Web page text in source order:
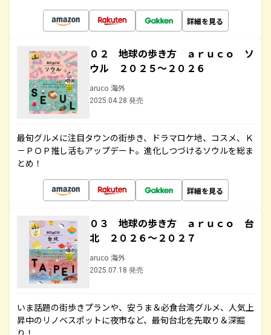
詳細を見る
０２ 地球の歩き方 ａｒｕｃｏ ソ
ウル ２０２５～２０２６
aruco 海外
2025.04.28 発売
最旬グルメに注目タウンの街歩き、ドラマロケ地、コスメ、Ｋ
－ＰＯＰ推し活もアップデート。進化しつづけるソウルを総ま
とめ！
詳細を見る
０３ 地球の歩き方 ａｒｕｃｏ 台
北 ２０２６～２０２７
aruco 海外
2025.07.18 発売
いま話題の街歩きプランや、安うま＆必食台湾グルメ、人気上
昇中のリノベスポットに夜市など、最旬台北を先取り＆深掘
り！